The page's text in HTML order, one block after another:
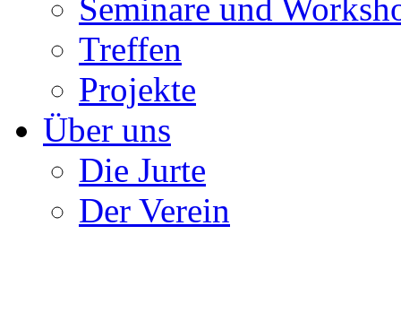
Seminare und
Treffen
Projekte
Über uns
Die Jurte
Der Verein